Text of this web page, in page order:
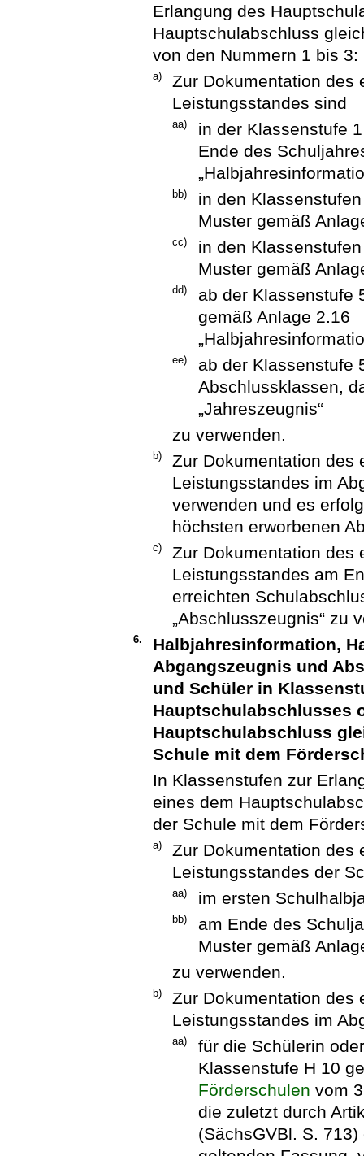
Erlangung des
Hauptschulabschluss
von den Nummern 1 bis 3:
a)
Zur Dokumentation des
Leistungsstandes sind
aa)
in der Klassenstufe
Ende des
bb)
in den
Muster gemäß
cc)
in den
Muster gemäß
dd)
ab der Klassenstufe
gemäß Anlage 2.16
ee)
ab der Klassenstufe
Abschlussklassen,
„Jahreszeugnis“
zu verwenden.
b)
Zur Dokumentation des
Leistungsstandes im
verwenden und es
höchsten erworbenen
c)
Zur Dokumentation des
Leistungsstandes am
erreichten
„Abschlusszeugnis“ zu
6.
Halbjahresinformation,
Abgangszeugnis und
und Schüler in
Hauptschulabschlusses
Hauptschulabschluss
Schule mit dem
In Klassenstufen zur
eines dem
der Schule mit dem
a)
Zur Dokumentation des
Leistungsstandes der
aa) im ersten
bb)
am Ende des
Muster gemäß
zu verwenden.
b)
Zur Dokumentation des
Leistungsstandes im
aa)
für die Schülerin
Klassenstufe H 10
Förderschulen vom
die zuletzt durch
(SächsGVBl. S.